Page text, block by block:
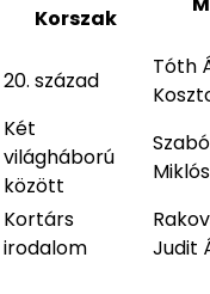
Korszak
20. század
Tóth
Két
világháború
között
Miklós
Kortárs
irodalom
Judit